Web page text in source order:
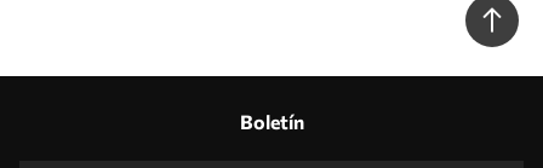
Boletín